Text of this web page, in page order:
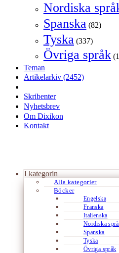
Nordiska
Spanska (82)
Tyska (337)
Övriga språk
Teman
Artikelarkiv (2452)
Skribenter
Nyhetsbrev
Om Dixikon
Kontakt
I kategorin
Alla kategorier
Böcker
Engelska
Franska
Italienska
Nordiska
Spanska
Tyska
Övriga språk